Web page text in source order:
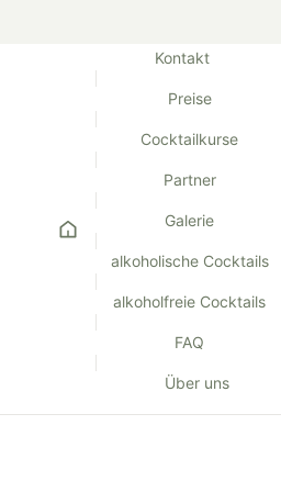
Kontakt
Preise
Cocktailkurse
Partner
Galerie
alkoholische Cocktails
alkoholfreie Cocktails
FAQ
Über uns